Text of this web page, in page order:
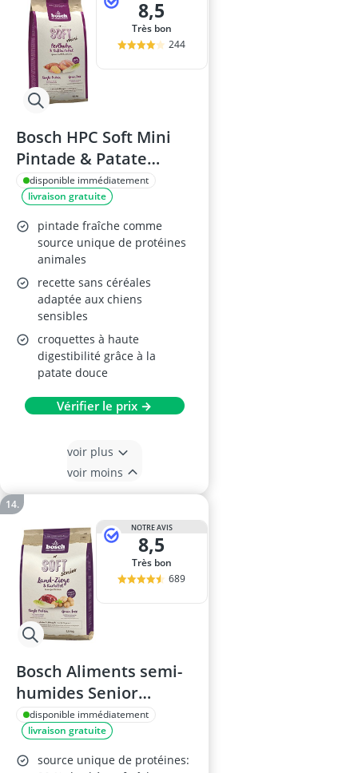
8,5
Très bon
244
Bosch HPC Soft Mini
Pintade & Patate
Douce 1kg
disponible immédiatement
livraison gratuite
pintade fraîche comme
source unique de protéines
animales
recette sans céréales
adaptée aux chiens
sensibles
croquettes à haute
digestibilité grâce à la
patate douce
Vérifier le prix →
voir plus
voir moins
NOTRE AVIS
8,5
Très bon
689
Bosch Aliments semi-
humides Senior
Chèvre & Pomme de
terre 2,5 kg
disponible immédiatement
livraison gratuite
source unique de protéines: